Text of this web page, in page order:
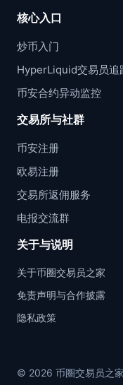
核心入口
炒币入门
HyperLiquid交易员追
币安合约异动监控
交易所与社群
币安注册
欧易注册
交易所返佣服务
电报交流群
关于与说明
关于币圈交易员之家
免责声明与合作披露
隐私政策
© 2026 币圈交易员之